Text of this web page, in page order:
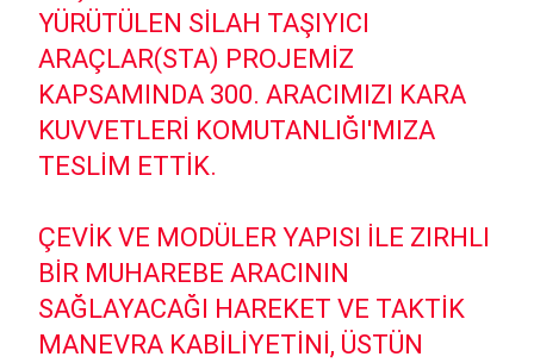
YÜRÜTÜLEN SILAH TAŞIYICI
ARAÇLAR(STA) PROJEMIZ
KAPSAMINDA 300. ARACIMIZI KARA
KUVVETLERI KOMUTANLIĞI'MIZA
TESLIM ETTIK.
ÇEVIK VE MODÜLER YAPISI ILE ZIRHLI
BIR MUHAREBE ARACININ
SAĞLAYACAĞI HAREKET VE TAKTIK
MANEVRA KABILIYETINI, ÜSTÜN